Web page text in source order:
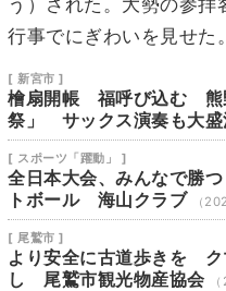
行事でにぎわいを見せ
[ 新宮市 ]
檜扇開帳 福呼び込む 熊
祭」 サックス演奏も大盛
[ スポーツ「躍動」 ]
全日本大会、みんなで勝
トボール 海山クラブ
（
[ 尾鷲市 ]
より安全に古道歩きを ク
し 尾鷲市観光物産協会